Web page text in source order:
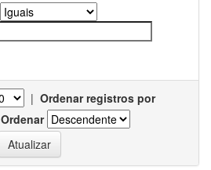
| Ordenar registros por
Ordenar